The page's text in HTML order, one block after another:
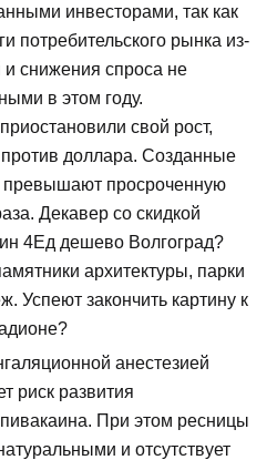
инвесторами, так как
потребительского рынка из-
снижения спроса не
в этом году.
свой рост,
доллара. Созданные
превышают просроченную
Декавер со скидкой
4Ед дешево Волгоград?
архитектуры, парки
Успеют закончить картину к
анестезией
риск развития
При этом ресницы
и отсутствует